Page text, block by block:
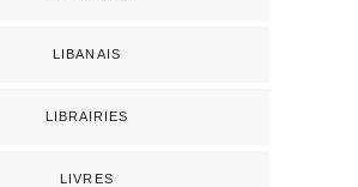
LIBANAIS
LIBRAIRIES
LIVRES